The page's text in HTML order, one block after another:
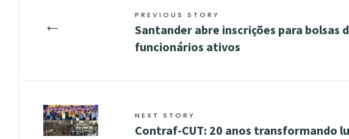
← PREVIOUS STORY
Santander abre inscrições para bolsas
funcionários ativos
NEXT STORY
Contraf-CUT: 20 anos transformando